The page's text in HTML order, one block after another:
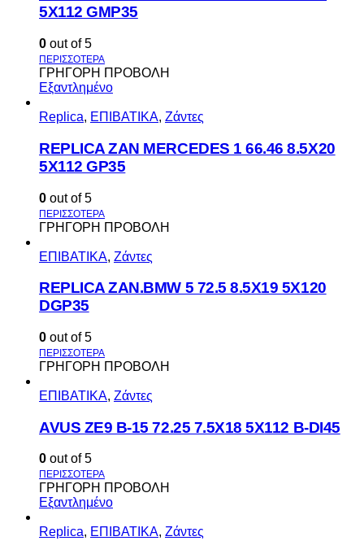
5X112 GMP35
0 out of 5
ΓΡΗΓΟΡΗ ΠΡΟΒΟΛΗ
Εξαντλημένο
Replica, ΕΠΙΒΑΤΙΚΑ, Ζάντες
REPLICA ZAN MERCEDES 1 66.46 8.5X20
5X112 GP35
0 out of 5
ΓΡΗΓΟΡΗ ΠΡΟΒΟΛΗ
ΕΠΙΒΑΤΙΚΑ, Ζάντες
REPLICA ZAN.BMW 5 72.5 8.5X19 5X120
DGP35
0 out of 5
ΓΡΗΓΟΡΗ ΠΡΟΒΟΛΗ
ΕΠΙΒΑΤΙΚΑ, Ζάντες
AVUS ΖΕ9 Β-15 72.25 7.5Χ18 5Χ112 Β-DI45
0 out of 5
ΓΡΗΓΟΡΗ ΠΡΟΒΟΛΗ
Εξαντλημένο
Replica, ΕΠΙΒΑΤΙΚΑ, Ζάντες